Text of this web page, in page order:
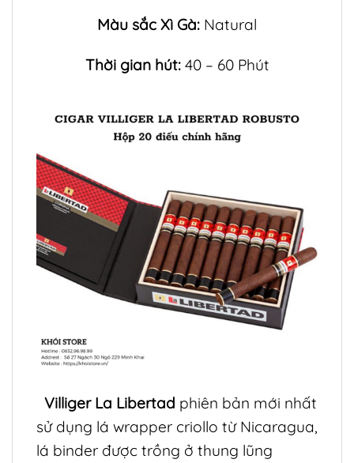
Màu sắc Xì Gà: Natural
Thời gian hút: 40 – 60 Phút
Villiger La Libertad phiên bản mới nhất
sử dụng lá wrapper criollo từ Nicaragua,
lá binder được trồng ở thung lũng